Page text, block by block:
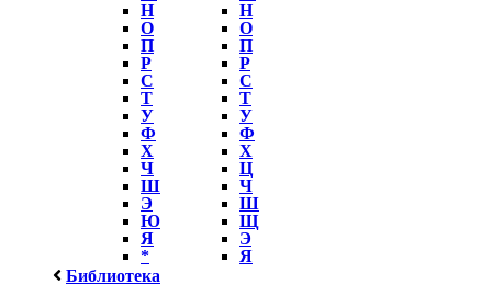
Н
О
П
Р
С
Т
У
Ф
Х
Ч
Ш
Э
Ю
Я
*
Н
О
П
Р
С
Т
У
Ф
Х
Ц
Ч
Ш
Щ
Э
Я
Библиотека